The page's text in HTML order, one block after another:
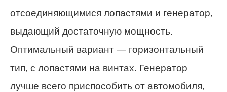
отсоединяющимися лопастями и генератор,
выдающий достаточную мощность.
Оптимальный вариант — горизонтальный
тип, с лопастями на винтах. Генератор
лучше всего приспособить от автомобиля,